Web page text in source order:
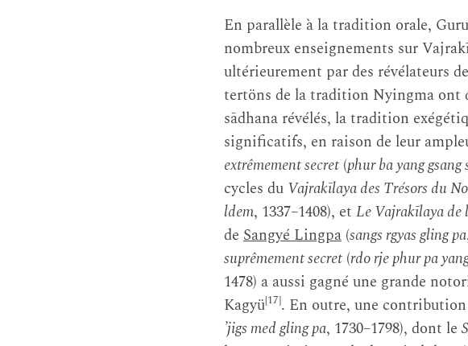
En parallèle à la tradition orale,
nombreux enseignements sur
ultérieurement par des révélateurs
tertöns de la tradition Nyingma ont
sādhana révélés, la tradition
significatifs, en raison de leur
extrêmement secret (phur ba yang gsang
cycles du Vajrakīlaya des Trésors du
ldem, 1337–1408), et Le Vajrakīlaya de
de Sangyé Lingpa (sangs rgyas gling pa
suprêmement secret (rdo rje phur pa
1478) a aussi gagné une grande
Kagyü[17]. En outre, une
’jigs med gling pa, 1730–1798), dont le